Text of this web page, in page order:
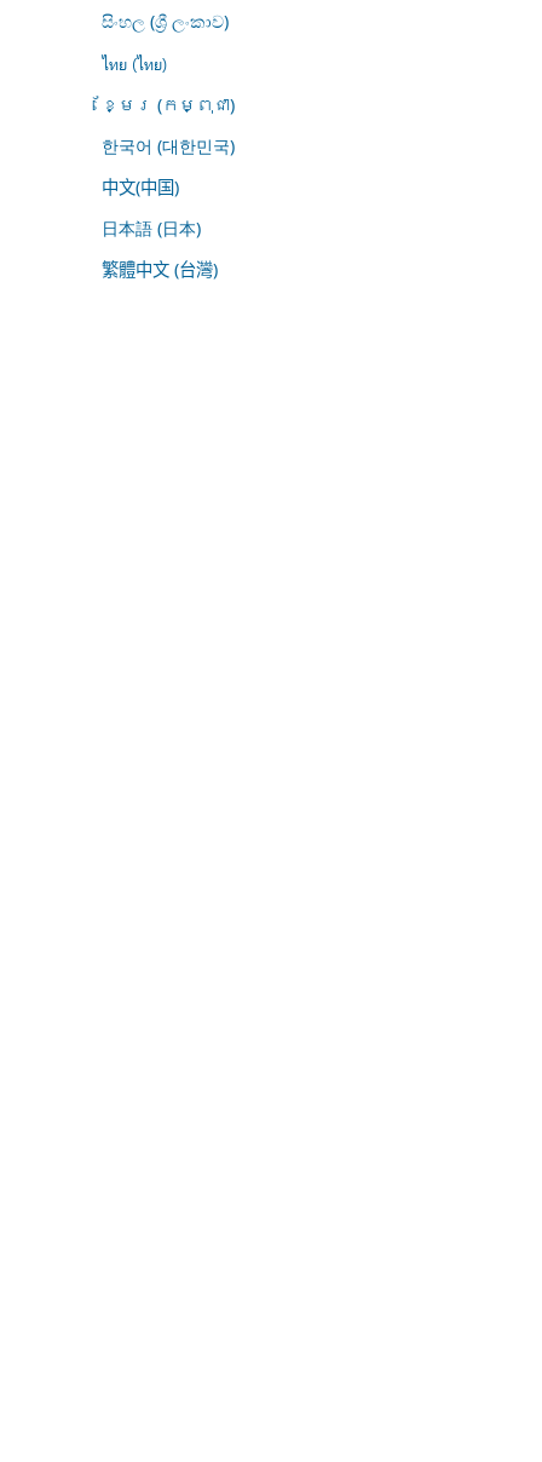
සිංහල (ශ්‍රී ලංකාව)
ไทย (ไทย)
ខ្មែរ (កម្ពុជា)
한국어 (대한민국)
中文(中国)
日本語 (日本)
繁體中文 (台灣)